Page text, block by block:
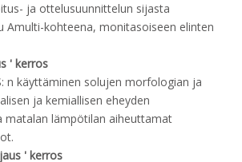
ja ottelusuunnittelun sijasta
Amulti-kohteena, monitasoiseen elinten
' kerros
n käyttäminen solujen morfologian ja
ja kemiallisen eheyden
matalan lämpötilan aiheuttamat
' kerros